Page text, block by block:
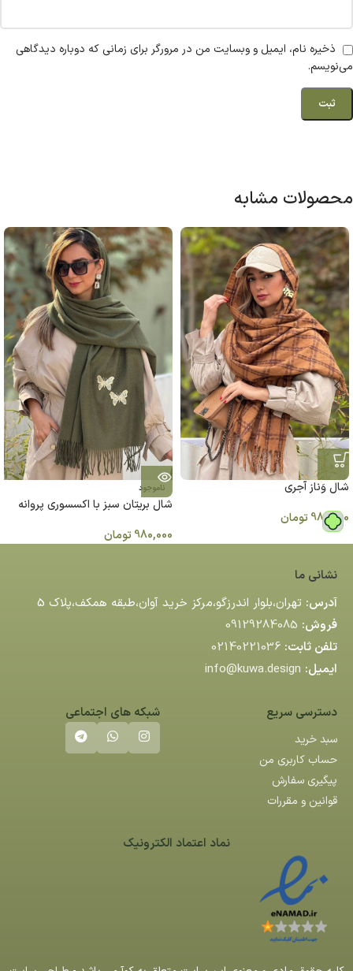
ذخیره نام، ایمیل و وبسایت من در مرورگر برای زمانی که دوباره دیدگاهی
می‌نویسم.
محصولات مشابه
شال وَناز آجری
980,000تومان
ناموجود
شال بریتان سبز با اکسسوری پروانه
980,000تومان
نشانی ما
آدرس: تهران،بلوار اندرزگو،مركز خريد آوان،طبقه همكف،پلاك 5
فروش: 09129284085
تلفن ثابت: 02140221036
ایمیل: info@kuwa.design
دسترسی سریع
سبد خرید
حساب کاربری من
پیگیری سفارش
قوانین و مقررات
شبکه های اجتماعی
نماد اعتماد الکترونیک